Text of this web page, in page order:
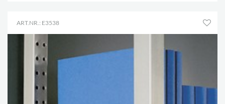
ART.NR.: E3538